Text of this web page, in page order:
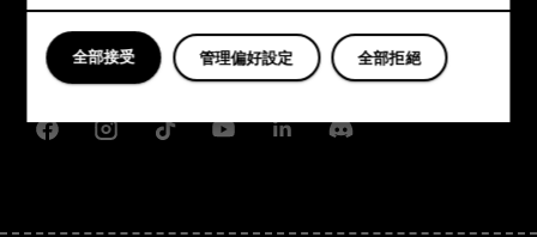
Planet and people
FacebookInstagramTiktokYoutubeLinkedinDiscord
全部拒絕
管理偏好設定
全部接受